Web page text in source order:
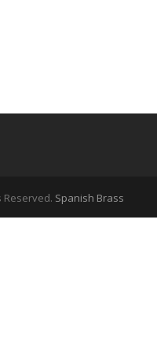
Reserved. Spanish Brass